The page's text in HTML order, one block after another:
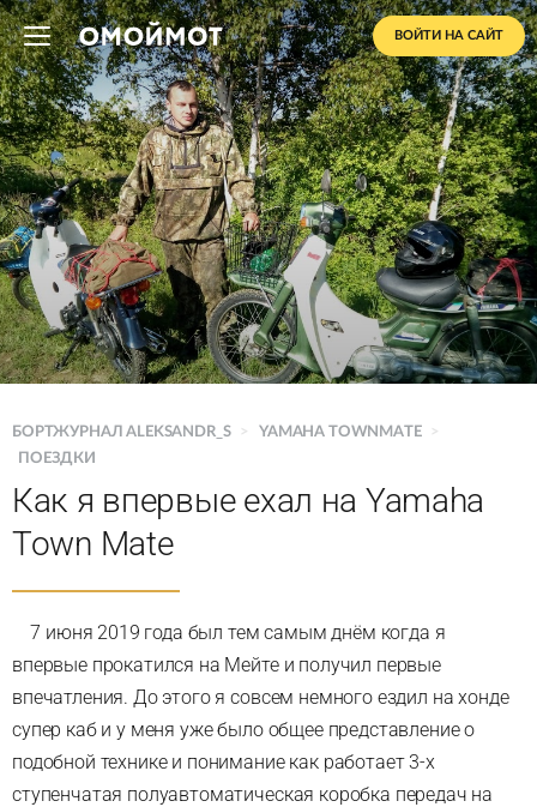
ВОЙТИ НА САЙТ
БОРТЖУРНАЛ ALEKSANDR_S > YAMAHA TOWNMATE
>
ПОЕЗДКИ
Как я впервые ехал на Yamaha
Town Mate
7 июня 2019 года был тем самым днём когда я
впервые прокатился на Мейте и получил первые
впечатления. До этого я совсем немного ездил на хонде
супер каб и у меня уже было общее представление о
подобной технике и понимание как работает 3-х
ступенчатая полуавтоматическая коробка передач на